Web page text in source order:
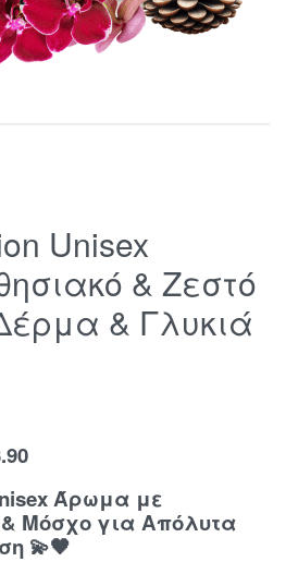
Unisex
& Ζεστό
& Γλυκιά
Άρωμα με
Μόσχο για Απόλυτα
💫🖤